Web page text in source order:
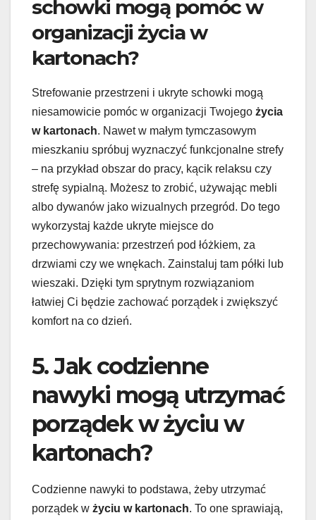
schowki mogą pomóc w
organizacji życia w
kartonach?
Strefowanie przestrzeni i ukryte schowki mogą
niesamowicie pomóc w organizacji Twojego życia
w kartonach. Nawet w małym tymczasowym
mieszkaniu spróbuj wyznaczyć funkcjonalne strefy
– na przykład obszar do pracy, kącik relaksu czy
strefę sypialną. Możesz to zrobić, używając mebli
albo dywanów jako wizualnych przegród. Do tego
wykorzystaj każde ukryte miejsce do
przechowywania: przestrzeń pod łóżkiem, za
drzwiami czy we wnękach. Zainstaluj tam półki lub
wieszaki. Dzięki tym sprytnym rozwiązaniom
łatwiej Ci będzie zachować porządek i zwiększyć
komfort na co dzień.
5. Jak codzienne
nawyki mogą utrzymać
porządek w życiu w
kartonach?
Codzienne nawyki to podstawa, żeby utrzymać
porządek w życiu w kartonach. To one sprawiają,